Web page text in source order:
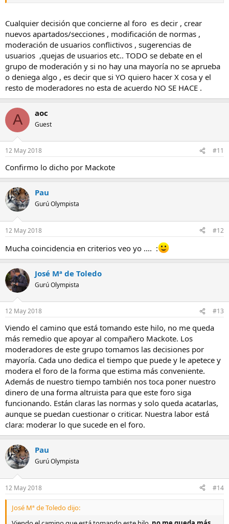
moderadores.
Cualquier decisión que concierne al foro es decir , crear
nuevos apartados/secciones , modificación de normas ,
moderación de usuarios conflictivos , sugerencias de
usuarios ,quejas de usuarios etc.. TODO se debate en el
grupo de moderación y si no hay una mayoría no se aprueba
o deniega algo , es decir que si YO quiero hacer X cosa y el
resto de moderadores no esta de acuerdo NO SE HACE .
A aoc
Guest
12 May 2018 #11
Confirmo lo dicho por Mackote
Pau
Gurú Olympista
12 May 2018 #12
Mucha coincidencia en criterios veo yo .... :
José Mª de Toledo
Gurú Olympista
12 May 2018 #13
Viendo el camino que está tomando este hilo, no me queda
más remedio que apoyar al compañero Mackote. Los
moderadores de este grupo tomamos las decisiones por
mayoría. Cada uno dedica el tiempo que puede y le apetece y
modera el foro de la forma que estima más conveniente.
Además de nuestro tiempo también nos toca poner nuestro
dinero de una forma altruista para que este foro siga
funcionando. Están claras las normas y solo queda acatarlas,
aunque se puedan cuestionar o criticar. Nuestra labor está
clara: moderar lo que sucede en el foro.
Pau
Gurú Olympista
12 May 2018 #14
José Mª de Toledo dijo: